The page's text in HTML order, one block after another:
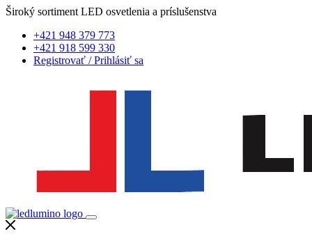
Široký sortiment LED osvetlenia a príslušenstva
+421 948 379 773
+421 918 599 330
Registrovať /Prihlásiť sa